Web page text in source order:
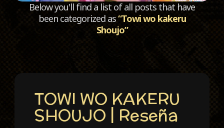
Below you'll find a list of all posts that have
been categorized as“Towi wo kakeru
Shoujo”
TOWI WO KAKERU
SHOUJO | Reseña